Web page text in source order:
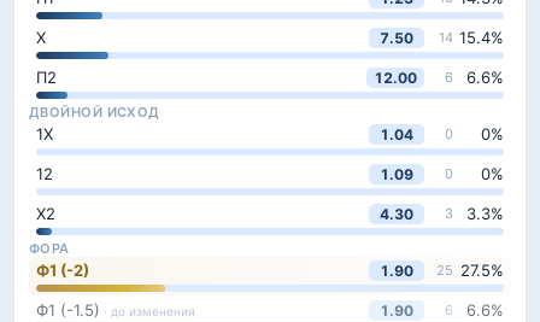
Х 7.50 14 15.4%
П2 12.00 6 6.6%
ДВОЙНОЙ ИСХОД
1Х 1.04 0 0%
12 1.09 0 0%
Х2 4.30 3 3.3%
ФОРА
Ф1 (-2) 1.90 25 27.5%
Ф1 (-1.5) · до изменения 1.90 6 6.6%